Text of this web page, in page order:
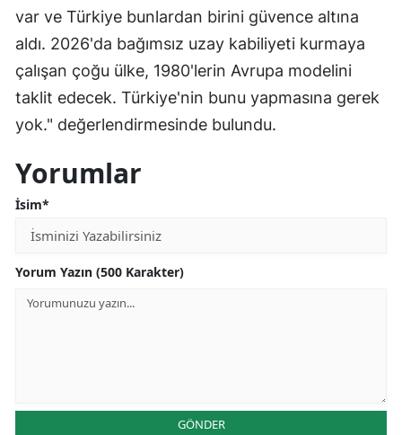
var ve Türkiye bunlardan birini güvence altına
aldı. 2026'da bağımsız uzay kabiliyeti kurmaya
çalışan çoğu ülke, 1980'lerin Avrupa modelini
taklit edecek. Türkiye'nin bunu yapmasına gerek
yok." değerlendirmesinde bulundu.
Yorumlar
İsim*
Yorum Yazın (500 Karakter)
GÖNDER